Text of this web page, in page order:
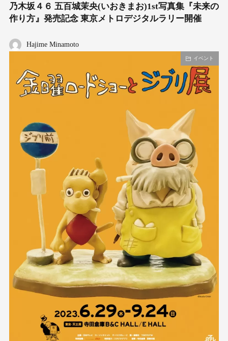
乃木坂４６ 五百城茉央(いおきまお)1st写真集『未来の
作り方』発売記念 東京メトロデジタルラリー開催
Hajime Minamoto
イベント